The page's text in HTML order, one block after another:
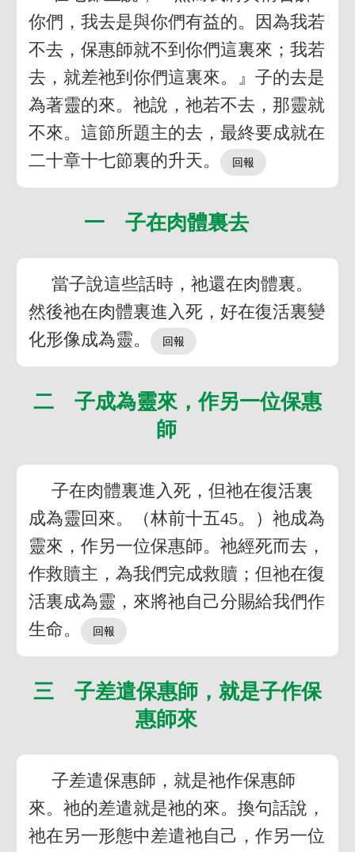
你們，我去是與你們有益的。因為我若
不去，保惠師就不到你們這裏來；我若
去，就差祂到你們這裏來。』子的去是
為著靈的來。祂說，祂若不去，那靈就
不來。這節所題主的去，最終要成就在
二十章十七節裏的升天。
一 子在肉體裏去
當子說這些話時，祂還在肉體裏。
然後祂在肉體裏進入死，好在復活裏變
化形像成為靈。
二 子成為靈來，作另一位保惠
師
子在肉體裏進入死，但祂在復活裏
成為靈回來。（林前十五45。）祂成為
靈來，作另一位保惠師。祂經死而去，
作救贖主，為我們完成救贖；但祂在復
活裏成為靈，來將祂自己分賜給我們作
生命。
三 子差遣保惠師，就是子作保
惠師來
子差遣保惠師，就是祂作保惠師
來。祂的差遣就是祂的來。換句話說，
祂在另一形態中差遣祂自己，作另一位